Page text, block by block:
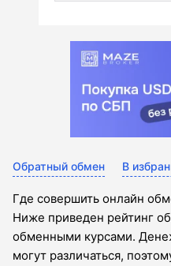
Обратный обмен В
Где совершить онлайн
Ниже приведен рейтинг
обменными курсами.
могут различаться,